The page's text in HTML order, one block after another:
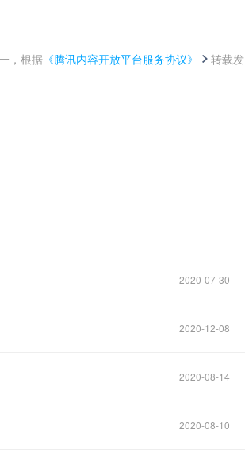
，根据 《腾讯内容开放平台服务协议》
转载发
2020-07-30
2020-12-08
2020-08-14
2020-08-10